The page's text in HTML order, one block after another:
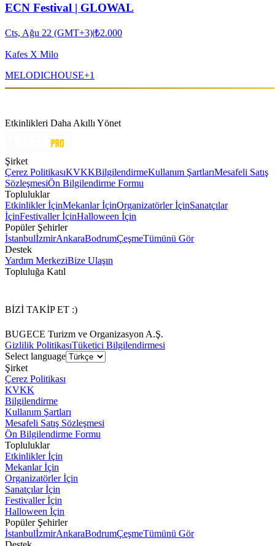
ECN Festival | GLOWAL
Cts, Ağu 22 (GMT+3)|₺2.000
Kafes X Milo
MELODICHOUSE+1
Etkinlikleri Daha Akıllı Yönet
Şirket
Çerez PolitikasıKVKKBilgilendirmeKullanım ŞartlarıMesafeli Satış
SözleşmesiÖn Bilgilendirme Formu
Topluluklar
Etkinlikler İçinMekanlar İçinOrganizatörler İçinSanatçılar
İçinFestivaller İçinHalloween İçin
Popüler Şehirler
İstanbulİzmirAnkaraBodrumÇeşmeTümünü Gör
Destek
Yardım MerkeziBize Ulaşın
Topluluğa Katıl
BİZİ TAKİP ET :)
BUGECE Turizm ve Organizasyon A.Ş.
Gizlilik PolitikasıTüketici Bilgilendirmesi
Select language
Şirket
Çerez Politikası
KVKK
Bilgilendirme
Kullanım Şartları
Mesafeli Satış Sözleşmesi
Ön Bilgilendirme Formu
Topluluklar
Etkinlikler İçin
Mekanlar İçin
Organizatörler İçin
Sanatçılar İçin
Festivaller İçin
Halloween İçin
Popüler Şehirler
İstanbulİzmirAnkaraBodrumÇeşmeTümünü Gör